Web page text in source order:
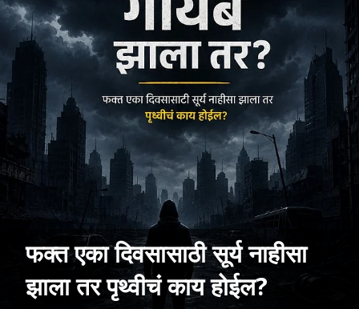
फक्त एका दिवसासाठी सूर्य नाहीसा
झाला तर पृथ्वीचं काय होईल?